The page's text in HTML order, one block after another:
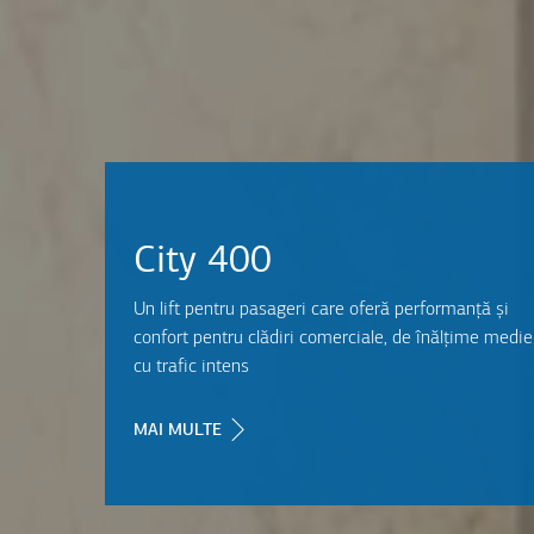
City 400
Un lift pentru pasageri care oferă performanță și
confort pentru clădiri comerciale, de înălțime
cu trafic intens
MAI MULTE